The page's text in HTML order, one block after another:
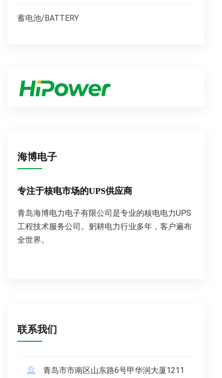
蓄电池/BATTERY
海博电子
专注于核电市场的UPS供应商
青岛海博电力电子有限公司是专业的核电电力UPS
工程技术服务公司。躬耕电力行业多年，客户遍布
全世界。
联系我们
青岛市市南区山东路6号甲华润大厦1211